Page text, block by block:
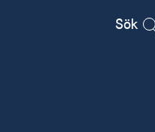
Sök